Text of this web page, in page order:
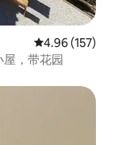
平均评分 4.96
4.96 (157)
，带花园